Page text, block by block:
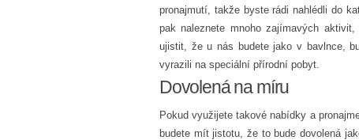
pronajmutí , takže byste rádi nahlédli do
pak naleznete mnoho zajímavých
ujistit, že u nás budete jako v bavlnce,
vyrazili na speciální přírodní pobyt.
Dovolená na míru
Pokud využijete takové nabídky a
budete mít jistotu, že to bude dovolená